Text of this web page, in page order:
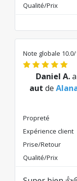
Qualité/Prix
Note globale
Daniel A.
aut de
Propreté
Expérience client
Prise/Retour
Qualité/Prix